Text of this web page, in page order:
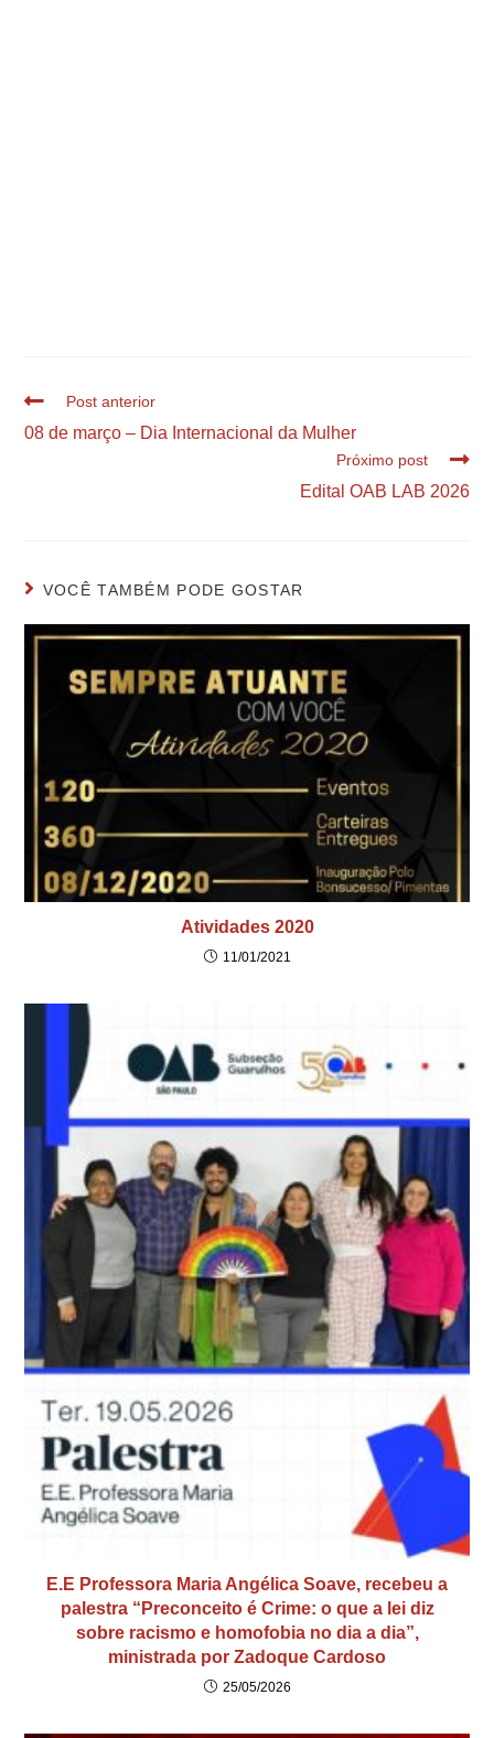
Post anterior
08 de março – Dia Internacional da Mulher
Próximo post
Edital OAB LAB 2026
VOCÊ TAMBÉM PODE GOSTAR
Atividades 2020
11/01/2021
E.E Professora Maria Angélica Soave, recebeu a
palestra “Preconceito é Crime: o que a lei diz
sobre racismo e homofobia no dia a dia”,
ministrada por Zadoque Cardoso
25/05/2026